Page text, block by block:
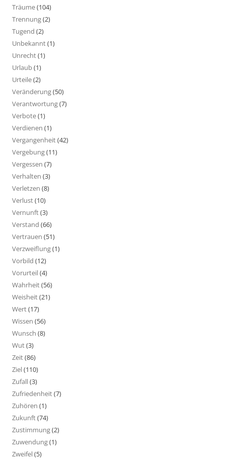
Träume(104)
Trennung(2)
Tugend (2)
Unbekannt(1)
Unrecht(1)
Urlaub(1)
Urteile(2)
Veränderung(50)
Verantwortung(7)
Verbote(1)
Verdienen (1)
Vergangenheit(42)
Vergebung(11)
Vergessen (7)
Verhalten (3)
Verletzen (8)
Verlust(10)
Vernunft(3)
Verstand (66)
Vertrauen (51)
Verzweiflung(1)
Vorbild (12)
Vorurteil(4)
Wahrheit(56)
Weisheit(21)
Wert(17)
Wissen (56)
Wunsch (8)
Wut(3)
Zeit(86)
Ziel(110)
Zufall(3)
Zufriedenheit(7)
Zuhören (1)
Zukunft(74)
Zustimmung(2)
Zuwendung(1)
Zweifel(5)